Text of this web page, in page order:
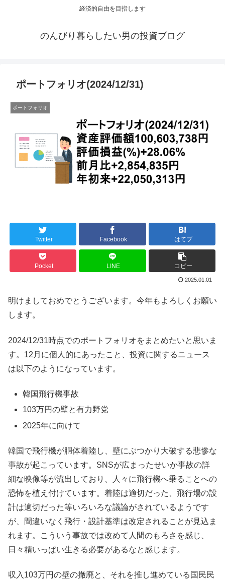
経済的自由を目指します
のんびり暮らしたい男の投資ブログ
ポートフォリオ(2024/12/31)
ポートフォリオ
Twitter Facebook はてブ
Pocket LINE コピー
2025.01.01
明けましておめでとうございます。今年もよろしくお願い
します。
2024/12/31時点でのポートフォリオをまとめたいと思いま
す。12月に個人的にあったこと、投資に関するニュース
は以下のようになっています。
韓国飛行機事故
103万円の壁と有力野党
2025年に向けて
韓国で飛行機が胴体着陸し、壁にぶつかり大破する悲惨な
事故が起こっています。SNSが広まったせいか事故の詳
細な映像等が流出しており、人々に飛行機へ乗ることへの
恐怖を植え付けています。着陸は適切だった、飛行場の設
計は適切だった等いろいろな議論がされているようです
が、間違いなく飛行・設計基準は改定されることが見込ま
れます。こういう事故では改めて人間のもろさを感じ、
日々精いっぱい生きる必要があるなと感じます。
収入103万円の壁の撤廃と、それを推し進めている国民民